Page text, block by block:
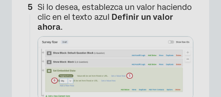
Si lo desea, establezca un valor haciendo
clic en el texto azul Definir un valor
ahora.